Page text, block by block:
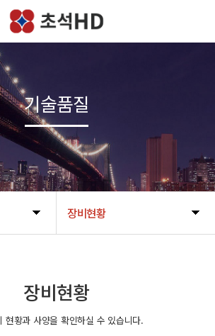
장비현황
기술품질
장비현황
현황과 사양을 확인하실 수 있습니다.